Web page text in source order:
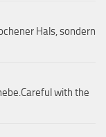
Hals, sondern
with the